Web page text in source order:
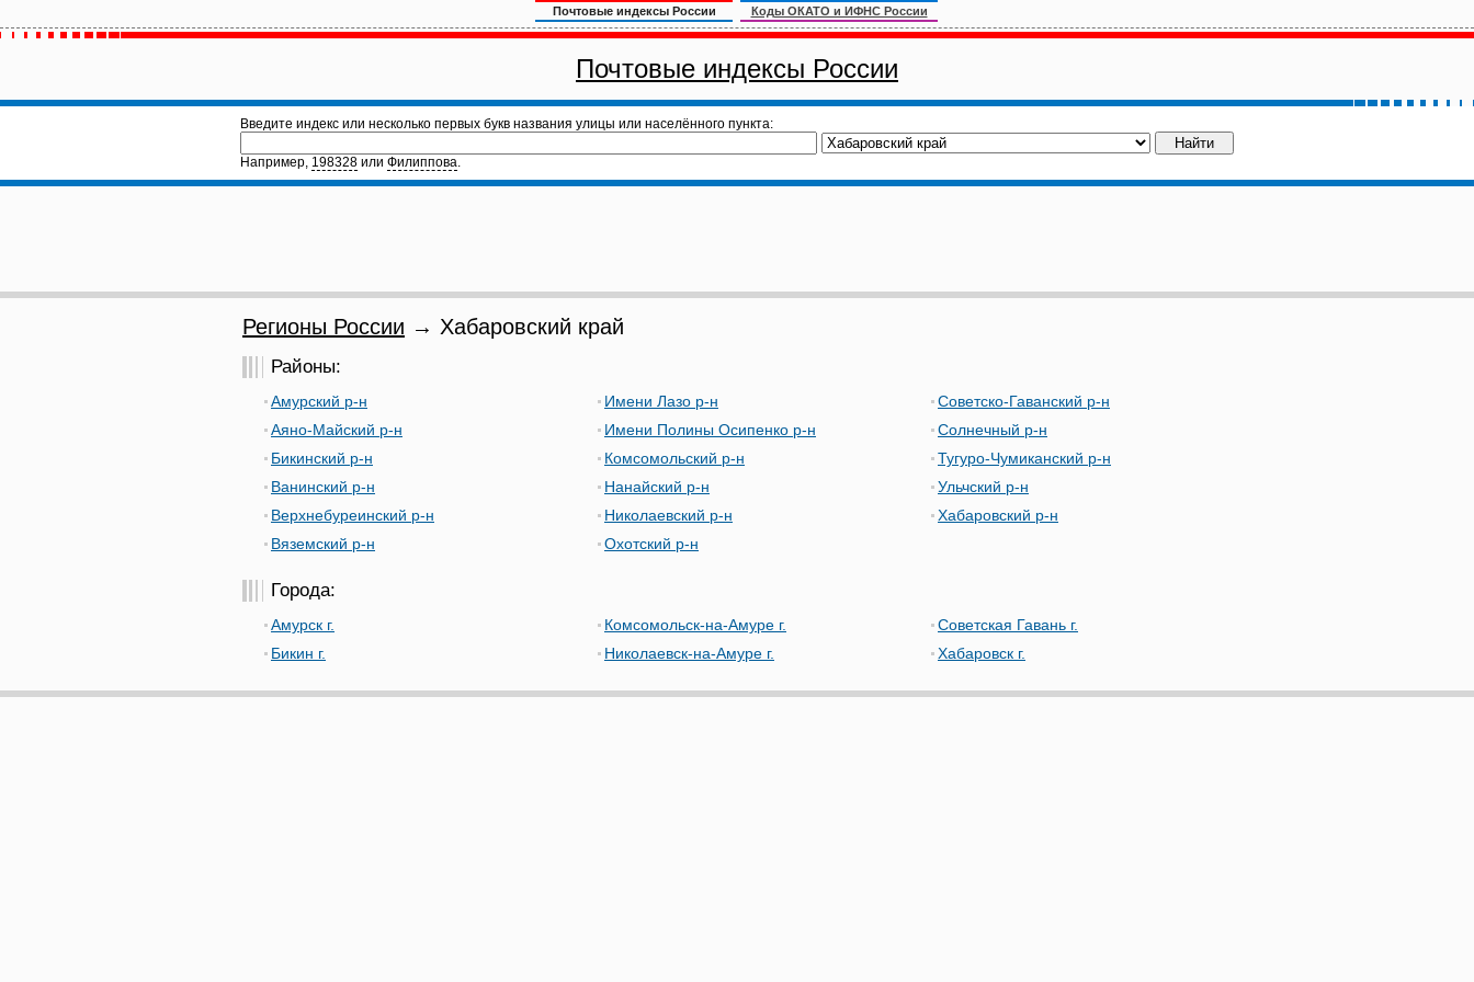
Почтовые индексы России Коды ОКАТО и ИФНС России
Почтовые индексы России
Введите индекс или несколько первых букв названия улицы или населённого пункта:
Например, 198328 или Филиппова.
Регионы России → Хабаровский край
Районы:
Амурский р-н
Аяно-Майский р-н
Бикинский р-н
Ванинский р-н
Верхнебуреинский р-н
Вяземский р-н
Имени Лазо р-н
Имени Полины Осипенко р-н
Комсомольский р-н
Нанайский р-н
Николаевский р-н
Охотский р-н
Советско-Гаванский р-н
Солнечный р-н
Тугуро-Чумиканский р-н
Ульчский р-н
Хабаровский р-н
Города:
Амурск г.
Бикин г.
Комсомольск-на-Амуре г.
Николаевск-на-Амуре г.
Советская Гавань г.
Хабаровск г.